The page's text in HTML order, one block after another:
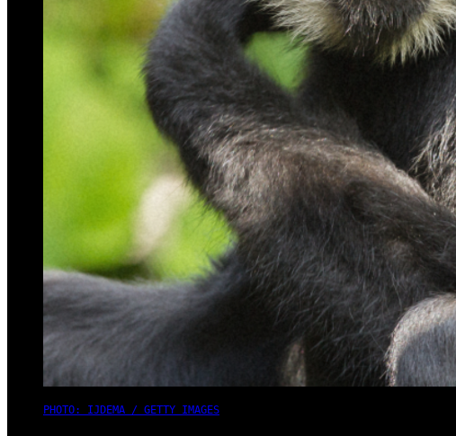
PHOTO: IJDEMA / GETTY IMAGES